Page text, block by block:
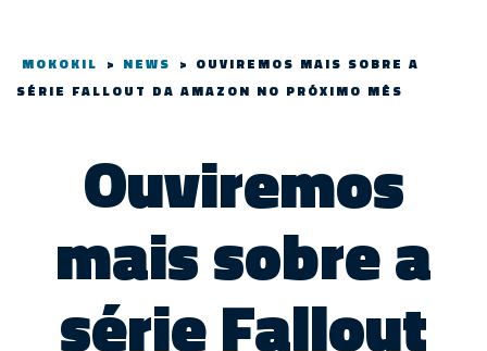
MOKOKIL > NEWS > OUVIREMOS MAIS SOBRE A
SÉRIE FALLOUT DA AMAZON NO PRÓXIMO MÊS
Ouviremos
mais sobre a
série Fallout